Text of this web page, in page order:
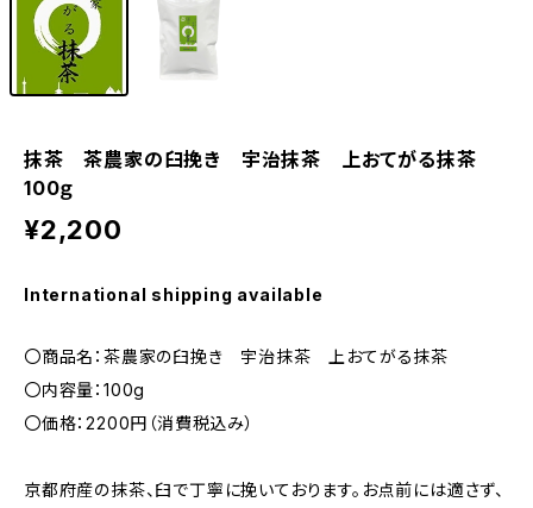
抹茶 茶農家の臼挽き 宇治抹茶 上おてがる抹茶
100ｇ
¥2,200
International shipping available
〇商品名：茶農家の臼挽き 宇治抹茶 上おてがる抹茶
〇内容量：100g
〇価格：2200円（消費税込み）
京都府産の抹茶、臼で丁寧に挽いております。お点前には適さず、